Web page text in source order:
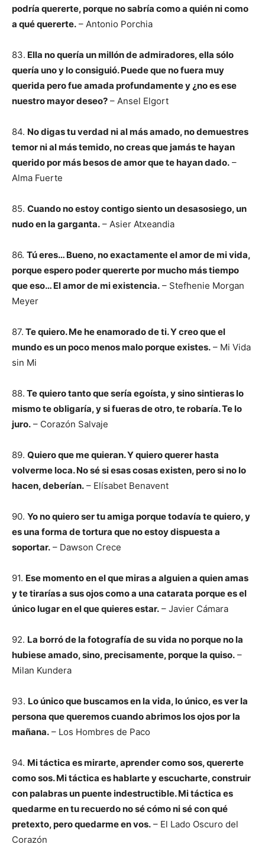
podría quererte, porque no sabría como a quién ni como
a qué quererte. – Antonio Porchia
83. Ella no quería un millón de admiradores, ella sólo
quería uno y lo consiguió. Puede que no fuera muy
querida pero fue amada profundamente y ¿no es ese
nuestro mayor deseo? – Ansel Elgort
84. No digas tu verdad ni al más amado, no demuestres
temor ni al más temido, no creas que jamás te hayan
querido por más besos de amor que te hayan dado. –
Alma Fuerte
85. Cuando no estoy contigo siento un desasosiego, un
nudo en la garganta. – Asier Atxeandia
86. Tú eres… Bueno, no exactamente el amor de mi vida,
porque espero poder quererte por mucho más tiempo
que eso… El amor de mi existencia. – Stefhenie Morgan
Meyer
87. Te quiero. Me he enamorado de ti. Y creo que el
mundo es un poco menos malo porque existes. – Mi Vida
sin Mi
88. Te quiero tanto que sería egoísta, y sino sintieras lo
mismo te obligaría, y si fueras de otro, te robaría. Te lo
juro. – Corazón Salvaje
89. Quiero que me quieran. Y quiero querer hasta
volverme loca. No sé si esas cosas existen, pero si no lo
hacen, deberían. – Elísabet Benavent
90. Yo no quiero ser tu amiga porque todavía te quiero, y
es una forma de tortura que no estoy dispuesta a
soportar. – Dawson Crece
91. Ese momento en el que miras a alguien a quien amas
y te tirarías a sus ojos como a una catarata porque es el
único lugar en el que quieres estar. – Javier Cámara
92. La borró de la fotografía de su vida no porque no la
hubiese amado, sino, precisamente, porque la quiso. –
Milan Kundera
93. Lo único que buscamos en la vida, lo único, es ver la
persona que queremos cuando abrimos los ojos por la
mañana. – Los Hombres de Paco
94. Mi táctica es mirarte, aprender como sos, quererte
como sos. Mi táctica es hablarte y escucharte, construir
con palabras un puente indestructible. Mi táctica es
quedarme en tu recuerdo no sé cómo ni sé con qué
pretexto, pero quedarme en vos. – El Lado Oscuro del
Corazón